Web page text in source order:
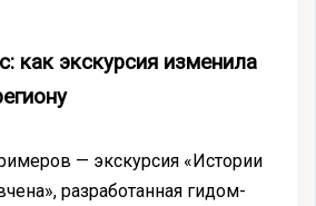
как экскурсия изменила
— экскурсия «Истории
разработанная гидом-